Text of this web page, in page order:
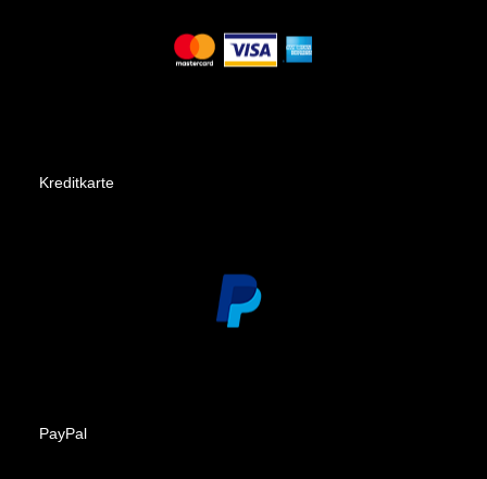
Kreditkarte
PayPal